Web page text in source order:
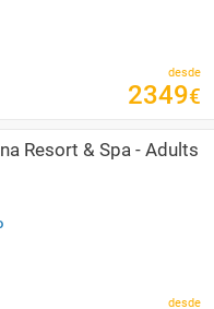
desde
2349€
Resort & Spa - Adults
desde